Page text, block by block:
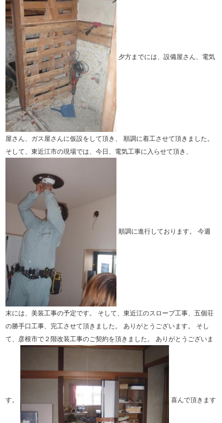
夕方までには、設備屋さん、電気
屋さん、ガス屋さんに仮設をして頂き、
順調に着工させて頂きました。
そして、東近江市の現場では、今日、電気工事に入らせて頂き、
順調に進行しております。 今週
末には、美装工事の予定です。
そして、東近江のスロープ工事、五個荘
の勝手口工事、完工させて頂きました。
ありがとうございます。
そし
て、彦根市で２階改装工事のご契約を頂きました。
ありがとうございま
す。 喜んで頂きます